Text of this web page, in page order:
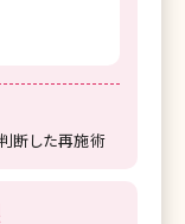
断した再施術